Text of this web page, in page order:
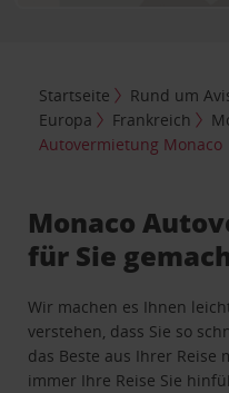
Startseite Rund um
Europa
Frankreich
Autovermietung Monaco
Monaco
für Sie
Wir machen es Ihnen
verstehen, dass Sie so
das Beste aus Ihrer Reise
immer Ihre Reise Sie